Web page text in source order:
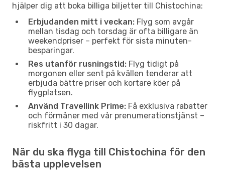
hjälper dig att boka billiga biljetter till Chistochina:
Erbjudanden mitt i veckan: Flyg som avgår
mellan tisdag och torsdag är ofta billigare än
weekendpriser – perfekt för sista minuten-
besparingar.
Res utanför rusningstid: Flyg tidigt på
morgonen eller sent på kvällen tenderar att
erbjuda bättre priser och kortare köer på
flygplatsen.
Använd Travellink Prime: Få exklusiva rabatter
och förmåner med vår prenumerationstjänst –
riskfritt i 30 dagar.
När du ska flyga till Chistochina för den
bästa upplevelsen